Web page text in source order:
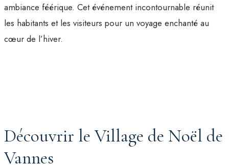
ambiance féérique. Cet événement incontournable réunit
les habitants et les visiteurs pour un voyage enchanté au
cœur de l’hiver.
Découvrir le Village de Noël de
Vannes